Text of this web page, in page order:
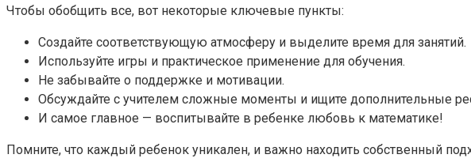
Чтобы обобщить все, вот некоторые ключевые пункты:
Создайте соответствующую атмосферу и выделите время для занятий.
Используйте игры и практическое применение для обучения.
Не забывайте о поддержке и мотивации.
Обсуждайте с учителем сложные моменты и ищите дополнительные
И самое главное — воспитывайте в ребенке любовь к математике!
Помните, что каждый ребенок уникален, и важно находить собственный